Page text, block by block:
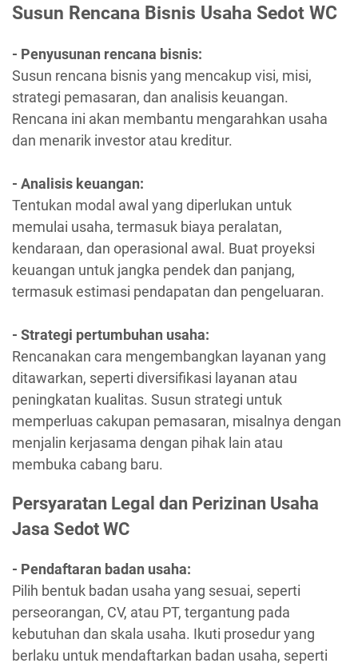
Susun Rencana Bisnis Usaha Sedot WC
- Penyusunan rencana bisnis:
Susun rencana bisnis yang mencakup visi, misi,
strategi pemasaran, dan analisis keuangan.
Rencana ini akan membantu mengarahkan usaha
dan menarik investor atau kreditur.
- Analisis keuangan:
Tentukan modal awal yang diperlukan untuk
memulai usaha, termasuk biaya peralatan,
kendaraan, dan operasional awal. Buat proyeksi
keuangan untuk jangka pendek dan panjang,
termasuk estimasi pendapatan dan pengeluaran.
- Strategi pertumbuhan usaha:
Rencanakan cara mengembangkan layanan yang
ditawarkan, seperti diversifikasi layanan atau
peningkatan kualitas. Susun strategi untuk
memperluas cakupan pemasaran, misalnya dengan
menjalin kerjasama dengan pihak lain atau
membuka cabang baru.
Persyaratan Legal dan Perizinan Usaha
Jasa Sedot WC
- Pendaftaran badan usaha:
Pilih bentuk badan usaha yang sesuai, seperti
perseorangan, CV, atau PT, tergantung pada
kebutuhan dan skala usaha. Ikuti prosedur yang
berlaku untuk mendaftarkan badan usaha, seperti